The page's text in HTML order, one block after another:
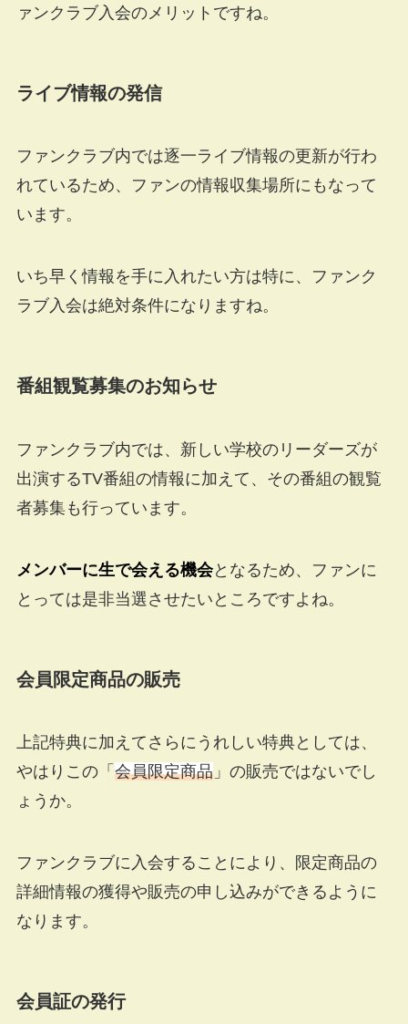
ァンクラブ入会のメリットですね。
ライブ情報の発信
ファンクラブ内では逐一ライブ情報の更新が行わ
れているため、ファンの情報収集場所にもなって
います。
いち早く情報を手に入れたい方は特に、ファンク
ラブ入会は絶対条件になりますね。
番組観覧募集のお知らせ
ファンクラブ内では、新しい学校のリーダーズが
出演するTV番組の情報に加えて、その番組の観覧
者募集も行っています。
メンバーに生で会える機会となるため、ファンに
とっては是非当選させたいところですよね。
会員限定商品の販売
上記特典に加えてさらにうれしい特典としては、
やはりこの「 会員限定商品」の販売ではないでし
ょうか。
ファンクラブに入会することにより、限定商品の
詳細情報の獲得や販売の申し込みができるように
なります。
会員証の発行